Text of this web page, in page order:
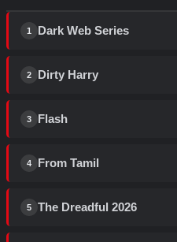
1 Dark Web Series
2 Dirty Harry
3 Flash
4 From Tamil
5 The Dreadful 2026